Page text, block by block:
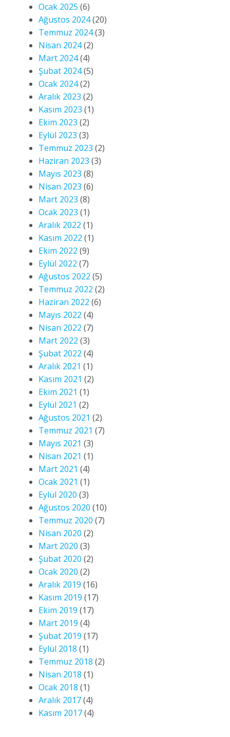
Ocak 2025 (6)
Ağustos 2024(20)
Temmuz 2024(3)
Nisan 2024(2)
Mart 2024(4)
Şubat 2024(5)
Ocak 2024(2)
Aralık 2023 (2)
Kasım 2023 (1)
Ekim 2023 (2)
Eylül 2023 (3)
Temmuz 2023 (2)
Haziran 2023 (3)
Mayıs 2023 (8)
Nisan 2023 (6)
Mart 2023 (8)
Ocak 2023 (1)
Aralık 2022 (1)
Kasım 2022 (1)
Ekim 2022 (9)
Eylül 2022 (7)
Ağustos 2022 (5)
Temmuz 2022 (2)
Haziran 2022 (6)
Mayıs 2022 (4)
Nisan 2022 (7)
Mart 2022 (3)
Şubat 2022 (4)
Aralık 2021 (1)
Kasım 2021 (2)
Ekim 2021 (1)
Eylül 2021 (2)
Ağustos 2021 (2)
Temmuz 2021 (7)
Mayıs 2021 (3)
Nisan 2021 (1)
Mart 2021 (4)
Ocak 2021 (1)
Eylül 2020 (3)
Ağustos 2020 (10)
Temmuz 2020 (7)
Nisan 2020 (2)
Mart 2020 (3)
Şubat 2020 (2)
Ocak 2020 (2)
Aralık 2019 (16)
Kasım 2019 (17)
Ekim 2019 (17)
Mart 2019 (4)
Şubat 2019 (17)
Eylül 2018 (1)
Temmuz 2018 (2)
Nisan 2018 (1)
Ocak 2018 (1)
Aralık 2017(4)
Kasım 2017(4)